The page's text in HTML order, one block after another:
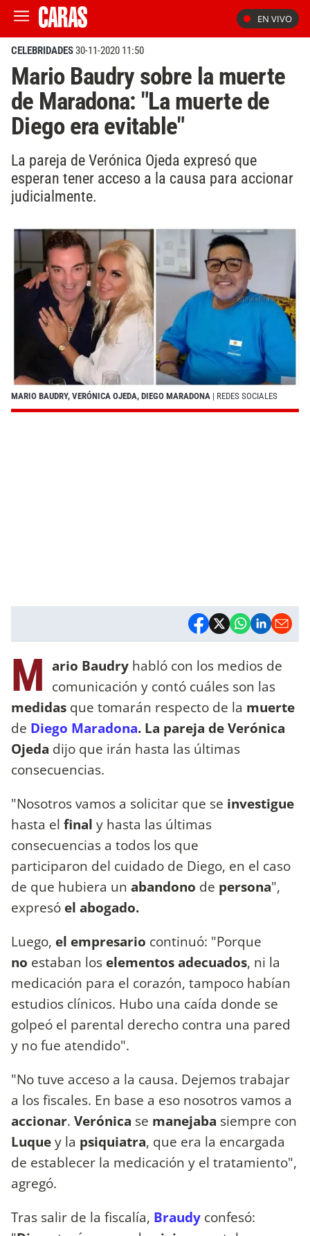
EN VIVO
CELEBRIDADES30-11-2020 11:50
Mario Baudry sobre la muerte
de Maradona: "La muerte de
Diego era evitable"
La pareja de Verónica Ojeda expresó que
esperan tener acceso a la causa para accionar
judicialmente.
MARIO BAUDRY, VERÓNICA OJEDA, DIEGO MARADONA | REDES SOCIALES
M ario Baudry habló con los medios de
comunicación y contó cuáles son las
medidas que tomarán respecto de la muerte
de Diego Maradona. La pareja de Verónica
Ojeda dijo que irán hasta las últimas
consecuencias.
"Nosotros vamos a solicitar que se investigue
hasta el final y hasta las últimas
consecuencias a todos los que
participaron del cuidado de Diego, en el caso
de que hubiera un abandono de persona",
expresó el abogado.
Luego, el empresario continuó: "Porque
no estaban los elementos adecuados, ni la
medicación para el corazón, tampoco habían
estudios clínicos. Hubo una caída donde se
golpeó el parental derecho contra una pared
y no fue atendido".
"No tuve acceso a la causa. Dejemos trabajar
a los fiscales. En base a eso nosotros vamos a
accionar. Verónica se manejaba siempre con
Luquey la psiquiatra, que era la encargada
de establecer la medicación y el tratamiento",
agregó.
Tras salir de la fiscalía, Braudy confesó: